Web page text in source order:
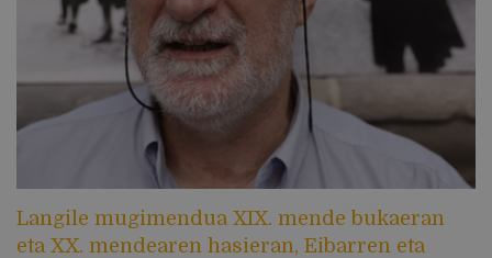
Langile mugimendua XIX. mende bukaeran
eta XX. mendearen hasieran, Eibarren eta